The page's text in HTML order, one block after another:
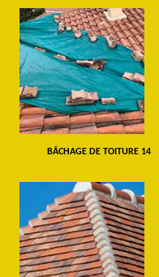
BÂCHAGE DE TOITURE 14